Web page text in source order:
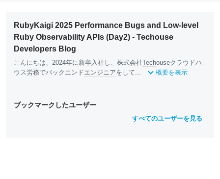
RubyKaigi 2025 Performance Bugs and Low-level
Ruby Observability APIs (Day2) - Techouse
Developers Blog
こんにちは、2024年に新卒入社し、株式会社Techouseクラウドハ
ウス労務でバックエンドエンジニアをして... 概要を表示
ブックマークしたユーザー
すべてのユーザーを見る